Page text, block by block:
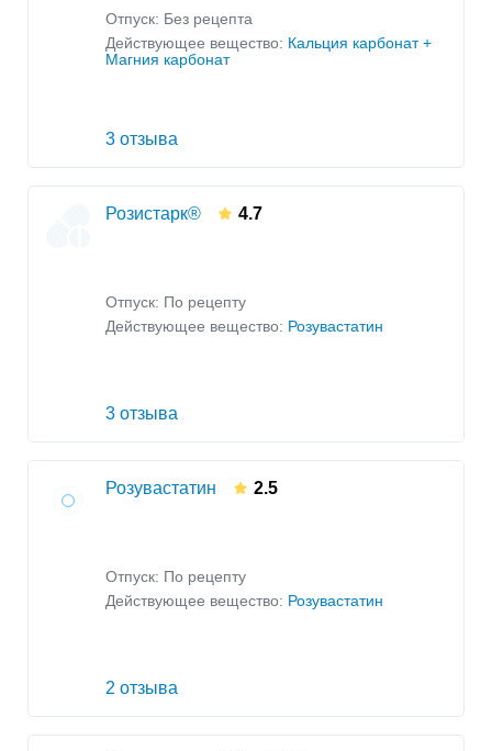
Отпуск: Без рецепта
Действующее вещество: Кальция карбонат +
Магния карбонат
3 отзыва
Розистарк® 4.7
Отпуск: По рецепту
Действующее вещество: Розувастатин
3 отзыва
Розувастатин 2.5
Отпуск: По рецепту
Действующее вещество: Розувастатин
2 отзыва